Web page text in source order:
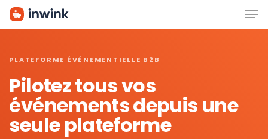
Skip
PLATEFORME ÉVÉNEMENTIELLE B2B
Pilotez tous vos
événements depuis une
seule plateforme